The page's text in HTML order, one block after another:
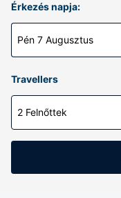
Érkezés napja:
Pén 7 Augusztus
Travellers
2 Felnőttek